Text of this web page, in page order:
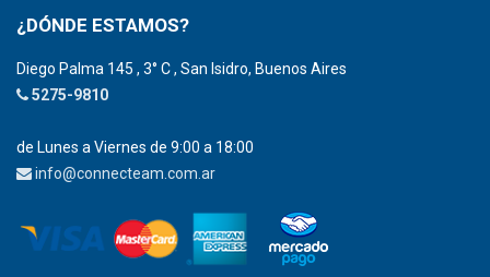
¿DÓNDE ESTAMOS?
Diego Palma 145 , 3° C , San Isidro, Buenos Aires
5275-9810
de Lunes a Viernes de 9:00 a 18:00
info@connecteam.com.ar